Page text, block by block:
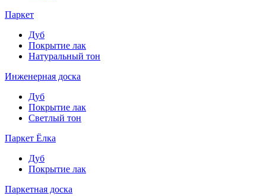
Паркет
Дуб
Покрытие лак
Натуральный тон
Инженерная доска
Дуб
Покрытие лак
Светлый тон
Паркет Ёлка
Дуб
Покрытие лак
Паркетная доска